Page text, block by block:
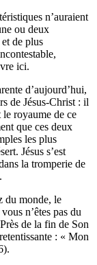
n’auraient
ou deux
de plus
ici.
d’aujourd’hui,
de Jésus-Christ : il
royaume de ce
que ces deux
les plus
Jésus s’est
la tromperie de
du monde, le
n’êtes pas du
de la fin de Son
: « Mon